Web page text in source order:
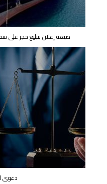
صيغة إعلان بتبليغ حجز على
دعوى